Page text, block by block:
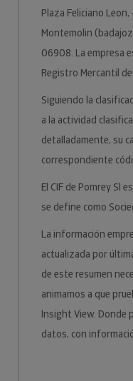
Plaza Feliciano
Montemolin
06908. La empresa
Registro Mercantil
Siguiendo la
a la actividad
detalladamente, su
correspondiente
El CIF de Pomrey Sl
se define como
La información
actualizada por
de este resumen
animamos a que
Insight View. Donde
datos, con